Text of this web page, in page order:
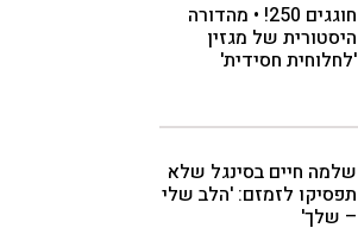
חוגגים 250! • מהדורה
היסטורית של מגזין
'לחלוחית חסידית'
שלמה חיים בסינגל שלא
תפסיקו לזמזם: 'הלב שלי
– שלך'